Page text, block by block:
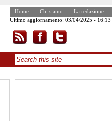
Home Chi siamo La redazione
Ultimo aggiornamento: 03/04/2025 - 16:13